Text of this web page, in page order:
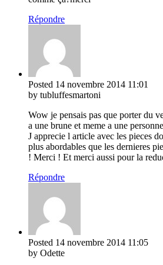
Répondre
Posted 14 novembre 2014 11:01
by tubluffesmartoni
Wow je pensais pas que porter du
a une brune et meme a une
J apprecie l article avec les pieces
plus abordables que les dernieres
! Merci ! Et merci aussi pour la
Répondre
Posted 14 novembre 2014 11:05
by Odette